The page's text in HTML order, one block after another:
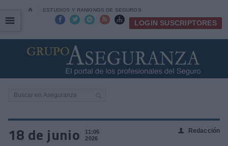
⌂ ESTUDIOS Y RANKINGS DE SEGUROS
     LOGIN SUSCRIPTORES
☰
☰
18 de junio
11:05
2026
👤 Redacción